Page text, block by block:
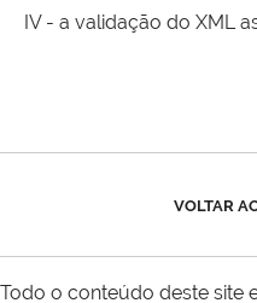
IV - a validação do XML
VOLTAR
Todo o conteúdo deste site